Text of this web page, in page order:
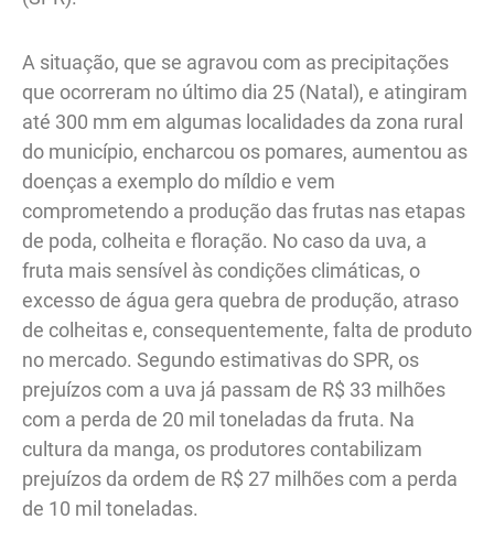
A situação, que se agravou com as precipitações
que ocorreram no último dia 25 (Natal), e atingiram
até 300 mm em algumas localidades da zona rural
do município, encharcou os pomares, aumentou as
doenças a exemplo do míldio e vem
comprometendo a produção das frutas nas etapas
de poda, colheita e floração. No caso da uva, a
fruta mais sensível às condições climáticas, o
excesso de água gera quebra de produção, atraso
de colheitas e, consequentemente, falta de produto
no mercado. Segundo estimativas do SPR, os
prejuízos com a uva já passam de R$ 33 milhões
com a perda de 20 mil toneladas da fruta. Na
cultura da manga, os produtores contabilizam
prejuízos da ordem de R$ 27 milhões com a perda
de 10 mil toneladas.